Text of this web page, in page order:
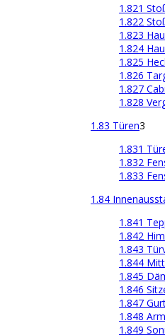
1.821
1.822
1.823
1.824
1.825
1.826
1.827
1.828
1.83 Türen3
1.831
1.832
1.833
1.84
1.841
1.842
1.843
1.844
1.845
1.846
1.847
1.848
1.849